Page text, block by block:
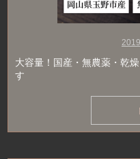
大容量！国産・無農薬・乾
す